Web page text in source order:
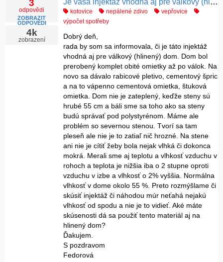
3
odpovědi
ZOBRAZIT
ODPOVĚDI
4k
zobrazení
kotovice nepálené zdivo
vepřovice
výpočet spotřeby
Dobrý deň,
rada by som sa informovala, či je táto injektáž
vhodná aj pre válkový (hlinený) dom. Dom bol
prerobený komplet obité omietky až po válok. Na
novo sa dávalo rabicové pletivo, cementový špric
a na to vápenno cementová omietka, štuková
omietka. Dom nie je zateplený, keďže steny sú
hrubé 55 cm a báli sme sa toho ako sa steny
budú správať pod polystyrénom. Máme ale
problém so severnou stenou. Tvorí sa tam
pleseň ale nie je to zatiaľ nič hrozné. Na stene
ani nie je cítiť žeby bola nejak vlhká či dokonca
mokrá. Merali sme aj teplotu a vlhkosť vzduchu v
rohoch a teplota je nižšia iba o 2 stupne oproti
vzduchu v izbe a vlhkosť o 2% vyššia. Normálna
vlhkosť v dome okolo 55 %. Preto rozmýšlame či
skúsiť injektáž či náhodou múr neťahá nejakú
vlhkosť od spodu a nie je to vidieť. Aké máte
skúsenosti dá sa použiť tento materiál aj na
hlinený dom?
Ďakujem.
S pozdravom
Fedorová